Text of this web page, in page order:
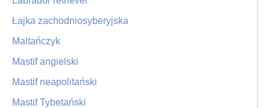
Łajka zachodniosyberyjska
Maltańczyk
Mastif angielski
Mastif neapolitański
Mastif Tybetański